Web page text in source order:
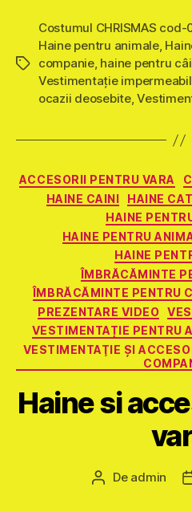
Etichete
Costumul CHRISMAS cod-
Haine pentru animale,
companie, haine pentru
Vestimentaţie impermeabil
ocazii deosebite,
ACCESORII PENTRU VARA
HAINE CAINI
HAINE
HAINE
HAINE PENTRU
HAINE
ÎMBRĂCĂMINTE
ÎMBRĂCĂMINTE PENTRU
PREZENTARE VIDEO
VESTIMENTAȚIE PENTRU
VESTIMENTAŢIE ŞI
Haine si
Autor
De admin